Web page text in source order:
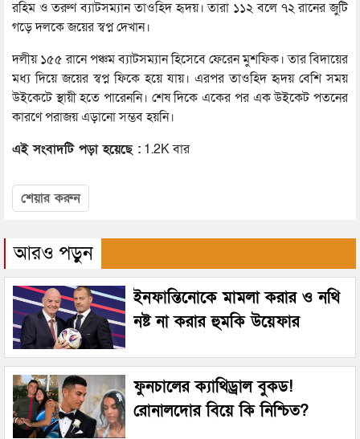
রহিম ও তরুণ ব্যাটসম্যান তাওহিদ হৃদয়। তারা ১১২ বলে ৭২ রানের জুটি
গড়ে দলকে জয়ের স্বপ্ন দেখান।
দলীয় ১৫৫ রানে পঞ্চম ব্যাটসম্যান হিসেবে ফেরেন মুশফিক। তার বিদায়ের
মধ্য দিয়ে জয়ের স্বপ্ন ফিকে হয়ে যায়। এরপর তাওহিদ হৃদয় বেশি সময়
উইকেটে স্থায়ী হতে পারেননি। শেষ দিকে একের পর এক উইকেট পতনের
কারণে পরাজয় এড়ানো সম্ভব হয়নি।
এই সংবাদটি পড়া হয়েছে : 1.2K বার
শেয়ার করুন
আরও পড়ুন
ইনফান্তিনোকে মামলা করার ও নথি
নষ্ট না করার হুমকি উয়েফার
ফুনচালের ক্যাথিড্রাল বুকড!
রোনালদোর বিয়ে কি নিশ্চিত?